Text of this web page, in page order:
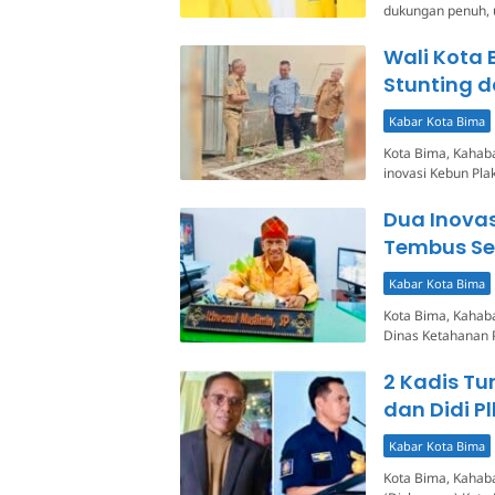
dukungan
Wali Kota
Stunting
Kabar Kota Bima
Kota Bima,
inovasi Kebun
Dua
Tembus
Kabar Kota Bima
Kota Bima,
Dinas Ketahanan
2 Kadis
dan Didi
Kabar Kota Bima
Kota Bima,